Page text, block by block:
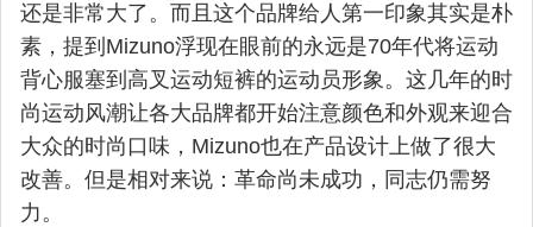
还是非常大了。而且这个品牌给人第一印象其实是朴
素，提到Mizuno浮现在眼前的永远是70年代将运动
背心服塞到高叉运动短裤的运动员形象。这几年的时
尚运动风潮让各大品牌都开始注意颜色和外观来迎合
大众的时尚口味，Mizuno也在产品设计上做了很大
改善。但是相对来说：革命尚未成功，同志仍需努
力。